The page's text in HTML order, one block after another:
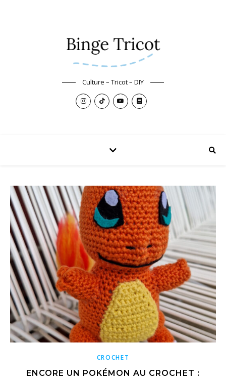
Culture – Tricot – DIY
CROCHET
ENCORE UN POKÉMON AU CROCHET :